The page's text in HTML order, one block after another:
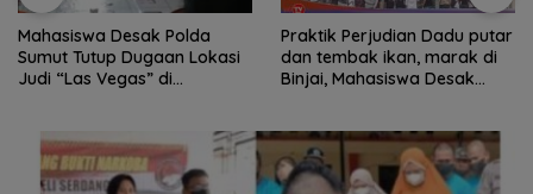
Mahasiswa Desak Polda
Sumut Tutup Dugaan Lokasi
Judi “Las Vegas” di
Praktik Perjudian Dadu putar
dan tembak ikan, marak di
Binjai, Mahasiswa Desak